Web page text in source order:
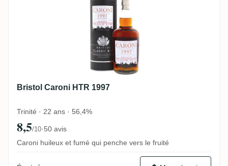
Bristol Caroni HTR 1997
Trinité · 22 ans · 56,4%
8,5/10·50 avis
Caroni huileux et fumé qui penche vers le fruité